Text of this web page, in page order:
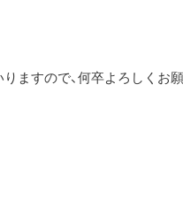
すので、何卒よろしくお